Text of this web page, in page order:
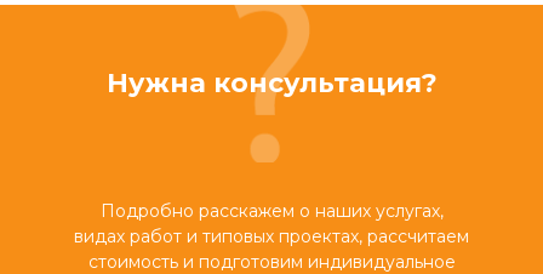
Нужна консультация?
Подробно расскажем о наших услугах,
видах работ и типовых проектах, рассчитаем
стоимость и подготовим индивидуальное